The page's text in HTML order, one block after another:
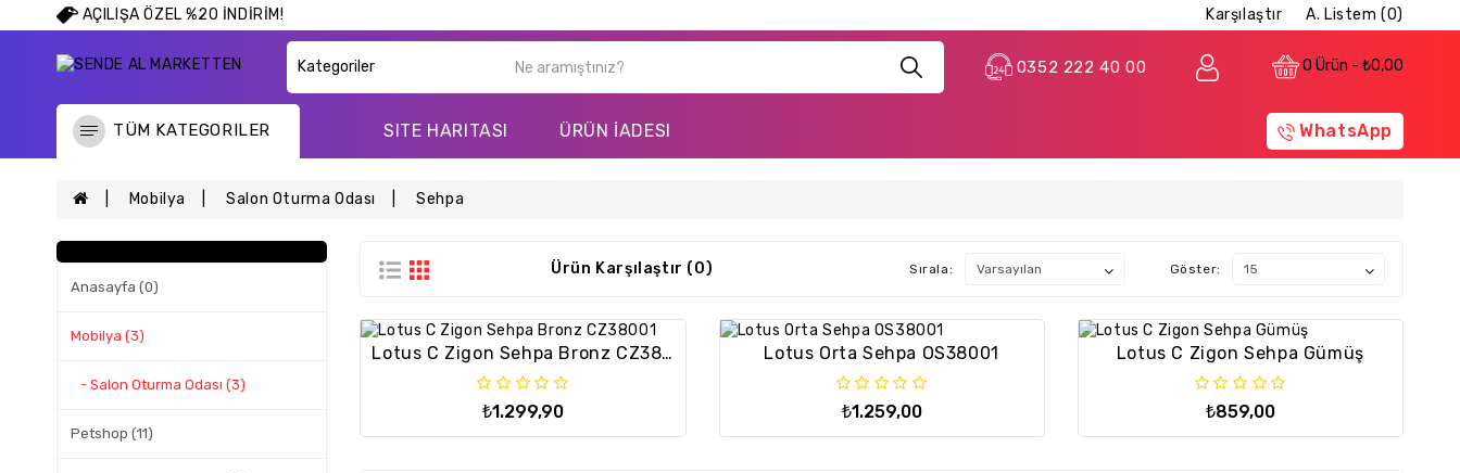
AÇILIŞA ÖZEL %20 İNDİRİM! Karşılaştır A. Listem (0)
0352 222 40 00 0 Ürün - ₺0,00
TÜM KATEGORILER SITE HARITASI ÜRÜN İADESI WhatsApp
Mobilya Salon Oturma Odası Sehpa
Anasayfa (0)
Mobilya (3)
- Salon Oturma Odası (3)
Petshop (11)
Ürün Karşılaştır (0) Sırala: Göster:
Lotus C Zigon Sehpa Bronz CZ38001
₺1.299,90
Lotus Orta Sehpa OS38001
₺1.259,00
Lotus C Zigon Sehpa Gümüş
₺859,00